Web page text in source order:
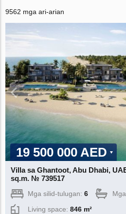
9562 mga ari-arian
19 500 000 AED
Villa sa Ghantoot, Abu Dhabi,
sq.m. № 739517
Mga silid-tulugan:6
Living space:846 m²